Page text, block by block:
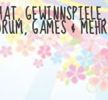
GEWINNSPIELE,
GAMES & MEHR